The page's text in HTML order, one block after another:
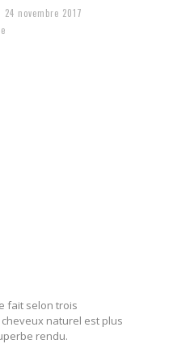
24 novembre 2017
fait selon trois
naturel est plus
rendu.